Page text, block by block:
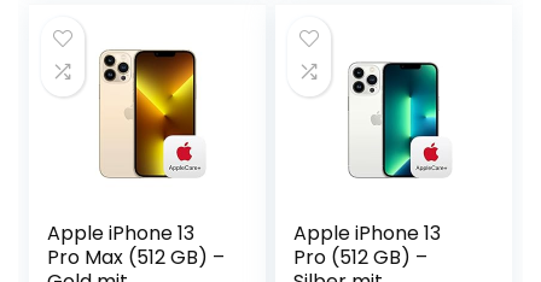
Apple iPhone 13
Pro Max (512 GB) –
Apple iPhone 13
Pro (512 GB) –